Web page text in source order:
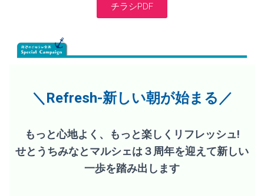
チラシPDF
＼Refresh-新しい朝が始まる／
もっと心地よく、もっと楽しくリフレッシュ!
せとうちみなとマルシェは３周年を迎えて新しい
一歩を踏み出します